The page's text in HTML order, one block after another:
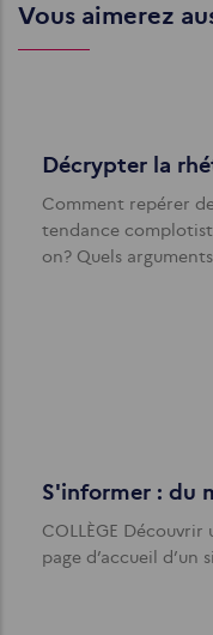
Vous aimerez
Décrypter la
Comment repérer
tendance
on? Quels
S'informer : du
COLLÈGE
page d’accueil